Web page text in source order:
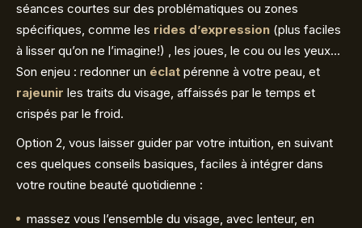
séances courtes sur des problématiques ou zones
spécifiques, comme les rides d’expression (plus faciles
à lisser qu’on ne l’imagine!) , les joues, le cou ou les yeux…
Son enjeu : redonner un éclat pérenne à votre peau, et
rajeunir les traits du visage, affaissés par le temps et
crispés par le froid.
Option 2, vous laisser guider par votre intuition, en suivant
ces quelques conseils basiques, faciles à intégrer dans
votre routine beauté quotidienne :
massez vous l’ensemble du visage, avec lenteur, en